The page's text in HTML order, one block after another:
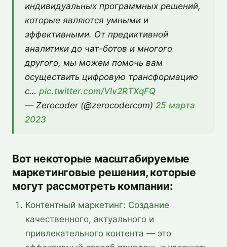
индивидуальных программных решений,
которые являются умными и
эффективными. От предиктивной
аналитики до чат-ботов и многого
другого, мы можем помочь вам
осуществить цифровую трансформацию
с… pic.twitter.com/Vlv2RTXqFQ
— Zerocoder (@zerocodercom) 25 марта
2023
Вот некоторые масштабируемые
маркетинговые решения, которые
могут рассмотреть компании:
Контентный маркетинг: Создание
качественного, актуального и
привлекательного контента — это